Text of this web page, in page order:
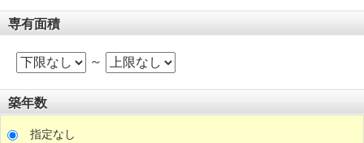
専有面積
～
築年数
指定なし